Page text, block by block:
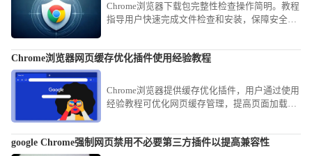
Chrome浏览器下载包完整性检查操作简明。教程
指导用户快速完成文件检查和安装，保障安全，
Chrome浏览器网页缓存优化插件使用经验教程
Chrome浏览器提供缓存优化插件，用户通过使用
经验教程可优化网页缓存管理，提高页面加载速
google Chrome强制网页禁用不必要第三方插件以提高兼容性